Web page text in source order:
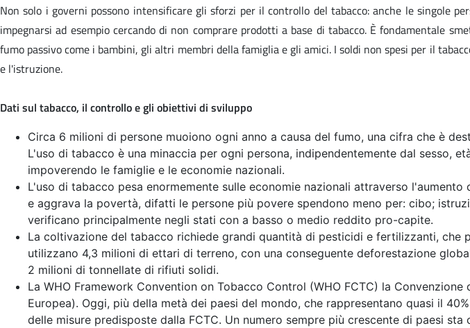
Non solo i governi possono intensificare gli sforzi per il controllo del tabacco: anche le singole
impegnarsi ad esempio cercando di non comprare prodotti a base di tabacco. È fondamentale
fumo passivo come i bambini, gli altri membri della famiglia e gli amici. I soldi non spesi per il
e l'istruzione.
Dati sul tabacco, il controllo e gli obiettivi di sviluppo
Circa 6 milioni di persone muoiono ogni anno a causa del fumo, una cifra che è
L'uso di tabacco è una minaccia per ogni persona, indipendentemente dal sesso,
impoverendo le famiglie e le economie nazionali.
L'uso di tabacco pesa enormemente sulle economie nazionali attraverso
e aggrava la povertà, difatti le persone più povere spendono meno per: cibo;
verificano principalmente negli stati con a basso o medio reddito pro-capite.
La coltivazione del tabacco richiede grandi quantità di pesticidi e fertilizzanti, che
utilizzano 4,3 milioni di ettari di terreno, con una conseguente deforestazione
2 milioni di tonnellate di rifiuti solidi.
La WHO Framework Convention on Tobacco Control (WHO FCTC) la
Europea). Oggi, più della metà dei paesi del mondo, che rappresentano quasi il
delle misure predisposte dalla FCTC. Un numero sempre più crescente di paesi